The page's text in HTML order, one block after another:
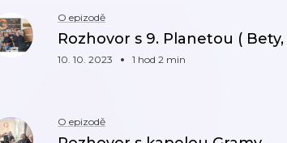
O epizodě
Rozhovor s 9. Planetou (
10. 10. 2023 1 hod 2 min
O epizodě